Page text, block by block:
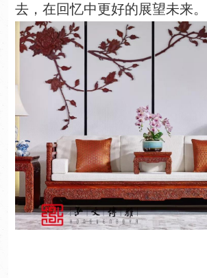
去，在回忆中更好的展望未来。